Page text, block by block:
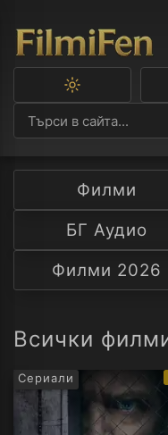
тъмна
тема
Филми
БГ Аудио
Филми 2026
Всички
Сериали